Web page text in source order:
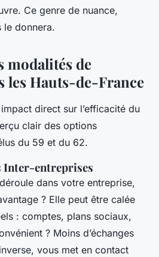
Ce genre de nuance,
le donnera.
modalités de
les Hauts-de-France
direct sur l’efficacité du
clair des options
du 59 et du 62.
entreprises
dans votre entreprise,
? Elle peut être calée
: comptes, plans sociaux,
? Moins d’échanges
vous met en contact